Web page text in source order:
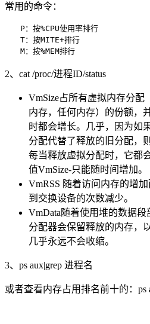
常用的命令：
P：按%CPU使用率排行
T：按MITE+排行
2、cat /proc/进程ID/status
VmSize占所有虚拟内存分配
内存，任何内存）的份额，
时都会增长。几乎，因为如
分配代替了释放的旧分配，
每当释放虚拟分配时，它都
值VmSize-只能随时间增加。
VmRSS 随着访问内存的增
到交换设备的次数减少。
VmData随着使用堆的数据
分配器会保留释放的内存，
几乎永远不会收缩。
3、ps aux|grep 进程名
或者查看内存占用排名前十的：ps